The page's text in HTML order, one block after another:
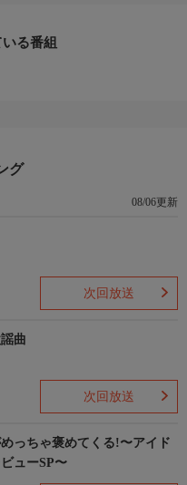
る番組
グ
08/06更新
次回放送
曲
次回放送
っちゃ褒めてくる!〜アイド
ューSP〜